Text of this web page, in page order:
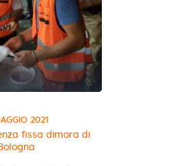
2021
fissa dimora di